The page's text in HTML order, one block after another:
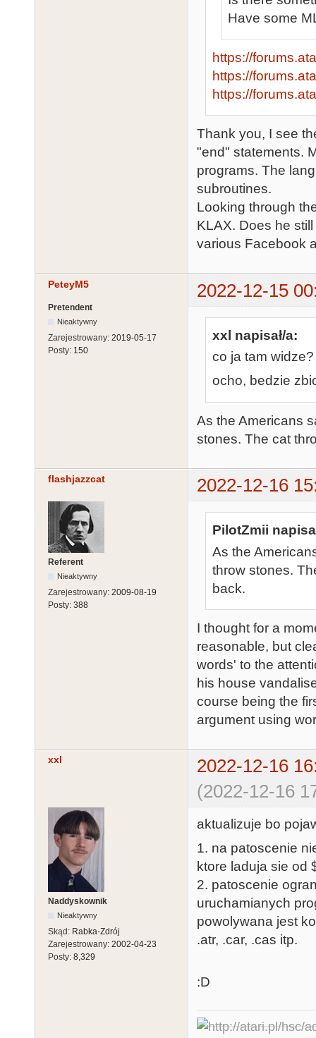
Have some
https://
https://
https://
Thank you, I see
"end" statements.
programs. The
subroutines.
Looking through
KLAX. Does he
various Facebook
PeteyM5 2022-12-15
Pretendent
Nieaktywny
Zarejestrowany: 2019-05-17
Posty: 150
xxl napisał/a:
co ja tam widze?
ocho, bedzie
As the Americans
stones. The cat
flashjazzcat 2022-12-16
Referent
Nieaktywny
Zarejestrowany: 2009-08-19
Posty: 388
PilotZmii
As the
throw stones.
back.
I thought for a
reasonable, but
words' to the
his house
course being the
argument using
xxl
2022-12-16
(2022-12-16
Naddyskownik
Nieaktywny
Skąd: Rabka-Zdrój
Zarejestrowany: 2002-04-23
Posty: 8,329
aktualizuje bo
1. na patoscenie
ktore laduja sie od
2. patoscenie
uruchamianych
powolywana jest
.atr, .car, .cas itp.
:D